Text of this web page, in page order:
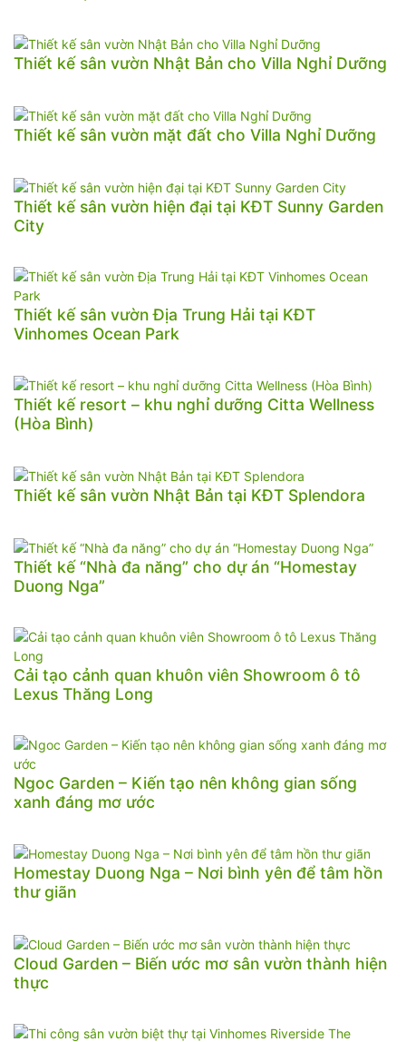
Thiết kế sân vườn Nhật Bản cho Villa Nghỉ Dưỡng
Thiết kế sân vườn mặt đất cho Villa Nghỉ Dưỡng
Thiết kế sân vườn hiện đại tại KĐT Sunny Garden
City
Thiết kế sân vườn Địa Trung Hải tại KĐT
Vinhomes Ocean Park
Thiết kế resort – khu nghỉ dưỡng Citta Wellness
(Hòa Bình)
Thiết kế sân vườn Nhật Bản tại KĐT Splendora
Thiết kế “Nhà đa năng” cho dự án “Homestay
Duong Nga”
Cải tạo cảnh quan khuôn viên Showroom ô tô
Lexus Thăng Long
Ngoc Garden – Kiến tạo nên không gian sống
xanh đáng mơ ước
Homestay Duong Nga – Nơi bình yên để tâm hồn
thư giãn
Cloud Garden – Biến ước mơ sân vườn thành hiện
thực